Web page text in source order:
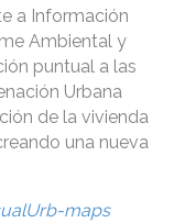
a Información
Ambiental y
puntual a las
Urbana
de la vivienda
una nueva
maps